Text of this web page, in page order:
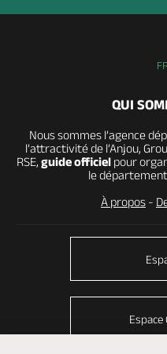
FR
QUI
Nous sommes l’agence
l’attractivité de l’Anjou,
RSE, guide officielpour
le
À propos -
Espace